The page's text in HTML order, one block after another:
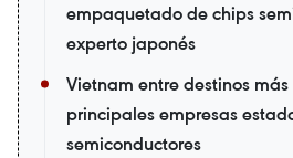
empaquetado de chips
experto japonés
Vietnam entre destinos
principales empresas
semiconductores